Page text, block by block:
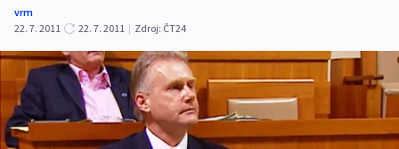
vrm
22. 7. 2011
22. 7. 2011 | Zdroj: ČT24